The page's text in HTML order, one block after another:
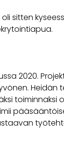
sitten
2020.
toiminnaksi